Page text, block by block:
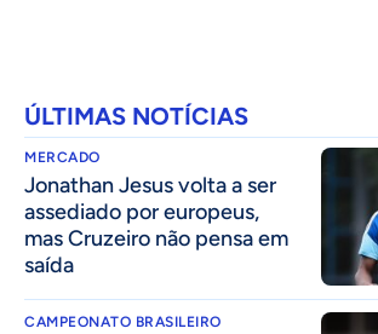
ÚLTIMAS NOTÍCIAS
MERCADO
Jonathan Jesus volta a ser
assediado por europeus,
mas Cruzeiro não pensa em
saída
CAMPEONATO BRASILEIRO